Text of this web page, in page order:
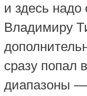
и здесь надо
Владимиру
сразу попал
диапазоны —